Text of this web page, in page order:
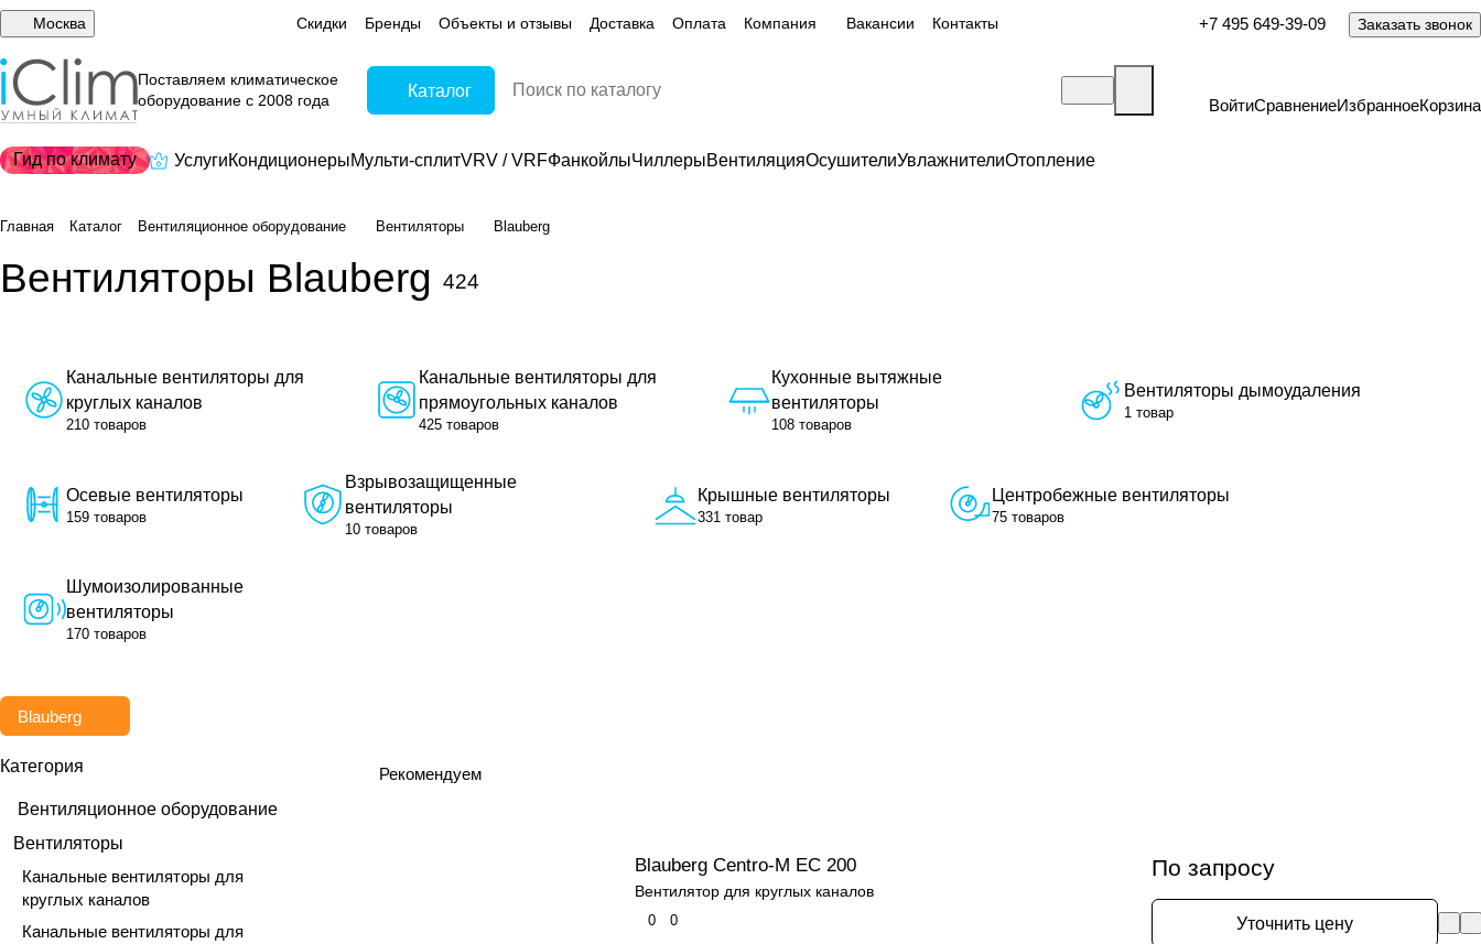
Москва Скидки Бренды Объекты и отзывы Доставка Оплата Компания Вакансии Контакты +7 495 649-39-09 Заказать звонок
Поставляем климатическое
оборудование с 2008 года
Каталог
ВойтиСравнениеИзбранноеКорзина
Гид по климату УслугиКондиционерыМульти-сплитVRV / VRFФанкойлыЧиллерыВентиляцияОсушителиУвлажнителиОтопление
Главная Каталог Вентиляционное оборудование Вентиляторы Blauberg
Вентиляторы Blauberg 424
Канальные вентиляторы для
круглых каналов
210 товаров
Канальные вентиляторы для
прямоугольных каналов
425 товаров
Кухонные вытяжные
вентиляторы
108 товаров
Вентиляторы дымоудаления
1 товар
Осевые вентиляторы
159 товаров
Взрывозащищенные
вентиляторы
10 товаров
Крышные вентиляторы
331 товар
Центробежные вентиляторы
75 товаров
Шумоизолированные
вентиляторы
170 товаров
Blauberg
Рекомендуем
Blauberg Centro-M EC 200
Вентилятор для круглых каналов
0 0
По запросу
Уточнить цену
Категория
Вентиляционное оборудование
Вентиляторы
Канальные вентиляторы для
круглых каналов
Канальные вентиляторы для